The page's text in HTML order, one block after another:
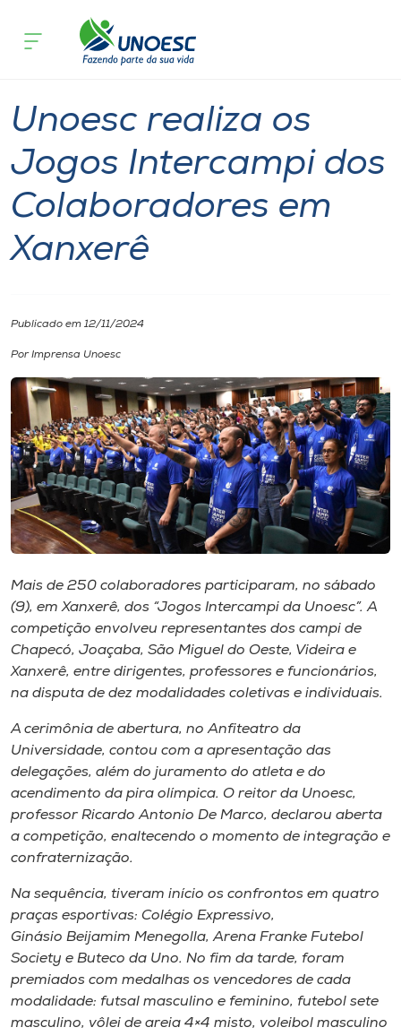
Cursos
Pesquisa
Atendimento ao Estudante
Portal de Ensino
Internacionalização
I.nova
Diplomados
Cultura
CPA
Biblioteca
Editora
Rádio
Museu
Unoesc
Store
Selecione
o idioma
Esporte
Unoesc realiza os
Jogos Intercampi dos
Colaboradores em
Xanxerê
Publicado em 12/11/2024
Por Imprensa Unoesc
Mais de 250 colaboradores participaram, no sábado
(9), em Xanxerê, dos “Jogos Intercampi da Unoesc”. A
competição envolveu representantes dos campi de
Chapecó, Joaçaba, São Miguel do Oeste, Videira e
Xanxerê, entre dirigentes, professores e funcionários,
na disputa de dez modalidades coletivas e individuais.
A cerimônia de abertura, no Anfiteatro da
Universidade, contou com a apresentação das
delegações, além do juramento do atleta e do
acendimento da pira olímpica. O reitor da Unoesc,
professor Ricardo Antonio De Marco, declarou aberta
a competição, enaltecendo o momento de integração e
confraternização.
Na sequência, tiveram início os confrontos em quatro
praças esportivas: Colégio Expressivo,
Ginásio Beijamim Menegolla, Arena Franke Futebol
Society e Buteco da Uno. No fim da tarde, foram
premiados com medalhas os vencedores de cada
modalidade: futsal masculino e feminino, futebol sete
masculino, vôlei de areia 4×4 misto, voleibol masculino